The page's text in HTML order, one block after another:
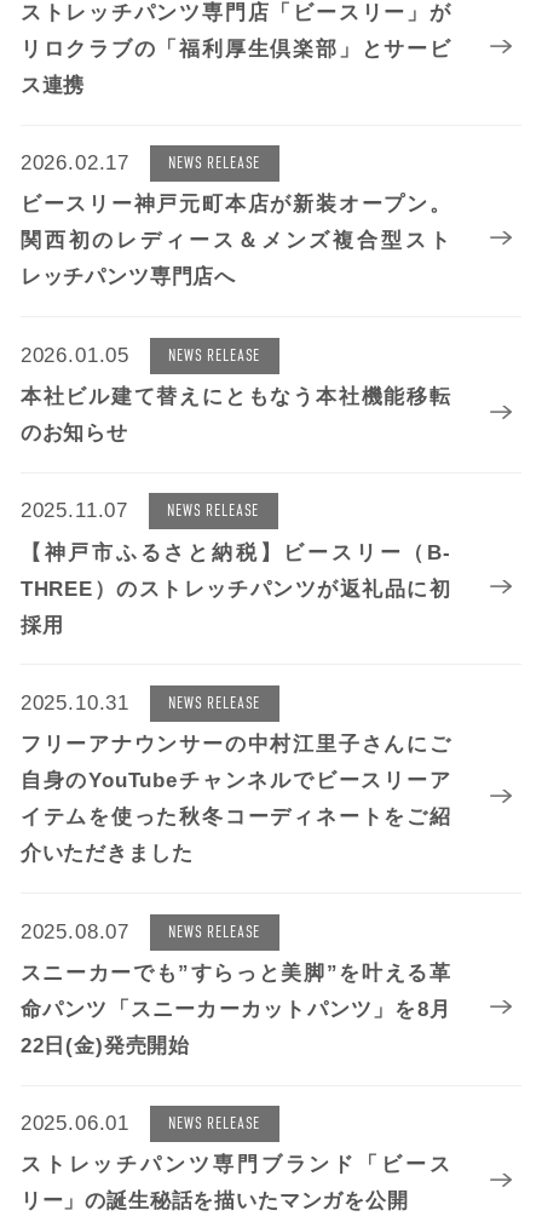
ストレッチパンツ専門店「ビースリー」が
リロクラブの「福利厚生倶楽部」とサービ
ス連携
2026.02.17 NEWS RELEASE
ビースリー神戸元町本店が新装オープン。
関西初のレディース＆メンズ複合型スト
レッチパンツ専門店へ
2026.01.05 NEWS RELEASE
本社ビル建て替えにともなう本社機能移転
のお知らせ
2025.11.07 NEWS RELEASE
【神戸市ふるさと納税】ビースリー（B-
THREE）のストレッチパンツが返礼品に初
採用
2025.10.31 NEWS RELEASE
フリーアナウンサーの中村江里子さんにご
自身のYouTubeチャンネルでビースリーア
イテムを使った秋冬コーディネートをご紹
介いただきました
2025.08.07 NEWS RELEASE
スニーカーでも”すらっと美脚”を叶える革
命パンツ「スニーカーカットパンツ」を8月
22日(金)発売開始
2025.06.01 NEWS RELEASE
ストレッチパンツ専門ブランド「ビース
リー」の誕生秘話を描いたマンガを公開